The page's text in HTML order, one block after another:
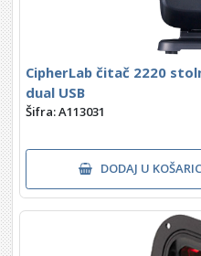
CipherLab čitač 2220
dual USB
Šifra: A113031
DODAJ U